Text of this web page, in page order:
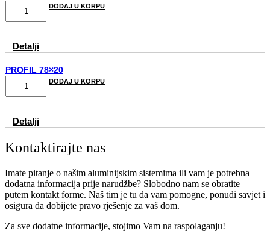
ISPUNA
80x20
DODAJ U KORPU
Detalji
PROFIL 78×20
PROFIL
78x20
DODAJ U KORPU
Detalji
Kontaktirajte nas
Imate pitanje o našim aluminijskim sistemima ili vam je potrebna
dodatna informacija prije narudžbe? Slobodno nam se obratite
putem kontakt forme. Naš tim je tu da vam pomogne, ponudi savjet i
osigura da dobijete pravo rješenje za vaš dom.
Za sve dodatne informacije, stojimo Vam na raspolaganju!